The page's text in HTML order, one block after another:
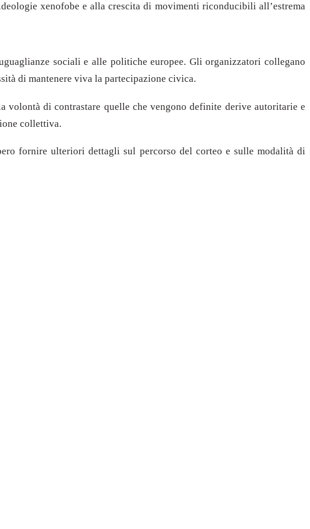
xenofobe e alla crescita di movimenti riconducibili all’estrema
sociali e alle politiche europee. Gli organizzatori collegano
di mantenere viva la partecipazione civica.
di contrastare quelle che vengono definite derive autoritarie e
collettiva.
fornire ulteriori dettagli sul percorso del corteo e sulle modalità di